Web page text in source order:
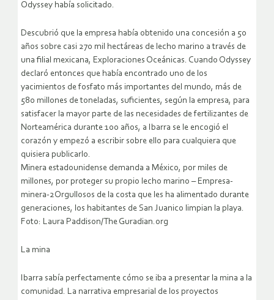
Odyssey había solicitado.
Descubrió que la empresa había obtenido una concesión a 50
años sobre casi 270 mil hectáreas de lecho marino a través de
una filial mexicana, Exploraciones Oceánicas. Cuando Odyssey
declaró entonces que había encontrado uno de los
yacimientos de fosfato más importantes del mundo, más de
580 millones de toneladas, suficientes, según la empresa, para
satisfacer la mayor parte de las necesidades de fertilizantes de
Norteamérica durante 100 años, a Ibarra se le encogió el
corazón y empezó a escribir sobre ello para cualquiera que
quisiera publicarlo.
Minera estadounidense demanda a México, por miles de
millones, por proteger su propio lecho marino – Empresa-
minera-2Orgullosos de la costa que les ha alimentado durante
generaciones, los habitantes de San Juanico limpian la playa.
Foto: Laura Paddison/The Guradian.org
La mina
Ibarra sabía perfectamente cómo se iba a presentar la mina a la
comunidad. La narrativa empresarial de los proyectos